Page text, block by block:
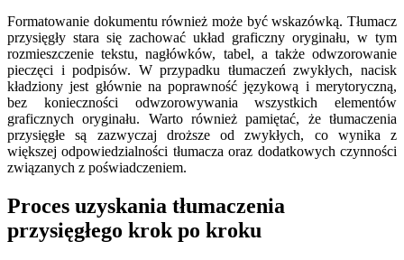
Formatowanie dokumentu również może być wskazówką. Tłumacz
przysięgły stara się zachować układ graficzny oryginału, w tym
rozmieszczenie tekstu, nagłówków, tabel, a także odwzorowanie
pieczęci i podpisów. W przypadku tłumaczeń zwykłych, nacisk
kładziony jest głównie na poprawność językową i merytoryczną,
bez konieczności odwzorowywania wszystkich elementów
graficznych oryginału. Warto również pamiętać, że tłumaczenia
przysięgłe są zazwyczaj droższe od zwykłych, co wynika z
większej odpowiedzialności tłumacza oraz dodatkowych czynności
związanych z poświadczeniem.
Proces uzyskania tłumaczenia
przysięgłego krok po kroku